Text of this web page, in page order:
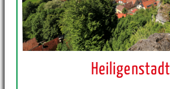
Heiligenstadt